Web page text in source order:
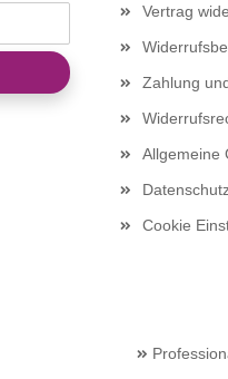
Vertrag
Zahlung
Allgemeine
Cookie